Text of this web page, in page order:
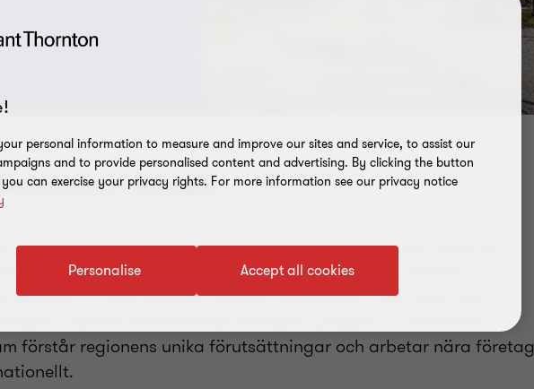
i Umeå
ledande fullservicebyrå förrevision,redovisning,
globala nätverk med närvaro i över 150 länder erbjuder vi
till internationell expertis kombinerat med stark lokal
med ett blomstrande näringsliv präglat av innovation,
förstår regionens unika förutsättningar och arbetar nära företag
personal information to measure and improve our sites and service, to assist our
and to provide personalised content and advertising. By clicking the button
can exercise your privacy rights. For more information see our privacy notice
Accept all cookies
Personalise